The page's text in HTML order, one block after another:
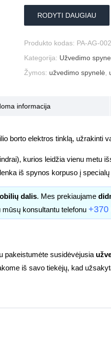
RODYTI DAUGIAU
Produkto kodas: PA-AG-
Kategorija: Užvedimo
Žymos: užvedimo spynelė
informacija
borto elektros tinklą, užrakinti
kurios leidžia vienu metu
iš spynos korpuso į specialų
dalis. Mes prekiaujame
konsultantu telefonu +370
pakeistumėte susidėvėjusia
iš savo tiekėjų, kad